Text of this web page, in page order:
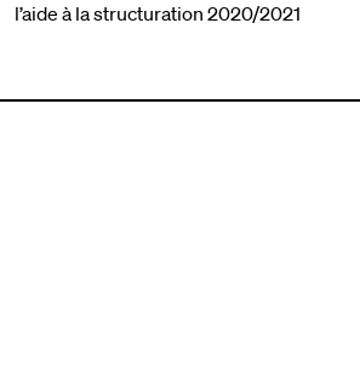
l’aide à la structuration 2020/2021